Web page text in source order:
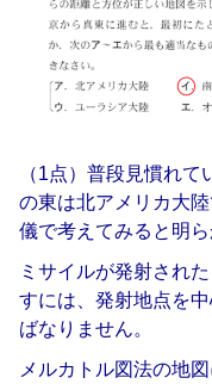
（1点）普段見慣れ
の東は北アメリカ大
儀で考えてみると明
ミサイルが発射され
すには、発射地点を
ばなりません。
メルカトル図法の地